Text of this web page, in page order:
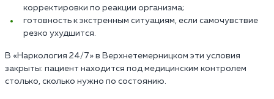
корректировки по реакции организма;
готовность к экстренным ситуациям, если самочувствие
резко ухудшится.
В «Наркология 24/7» в Верхнетемерницком эти условия
закрыты: пациент находится под медицинским контролем
столько, сколько нужно по состоянию.